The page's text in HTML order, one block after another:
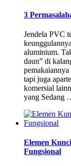
3
Jendela PVC
aluminium.
daun” di
tapi juga
komersial
yang Sedang
Elemen
Fungsional